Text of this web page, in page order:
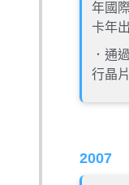
年國
卡年
．通
行晶
2007